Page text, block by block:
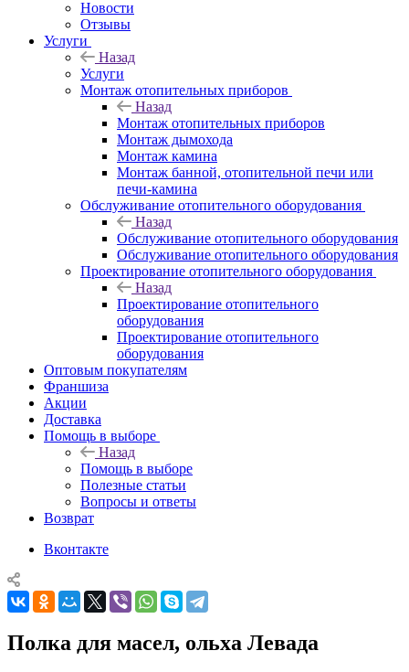
Новости
Отзывы
Услуги
Назад
Услуги
Монтаж отопительных приборов
Назад
Монтаж отопительных приборов
Монтаж дымохода
Монтаж камина
Монтаж банной, отопительной печи или
печи-камина
Обслуживание отопительного оборудования
Назад
Обслуживание отопительного оборудования
Обслуживание отопительного оборудования
Проектирование отопительного оборудования
Назад
Проектирование отопительного
оборудования
Проектирование отопительного
оборудования
Оптовым покупателям
Франшиза
Акции
Доставка
Помощь в выборе
Назад
Помощь в выборе
Полезные статьи
Вопросы и ответы
Возврат
Вконтакте
Полка для масел, ольха Левада